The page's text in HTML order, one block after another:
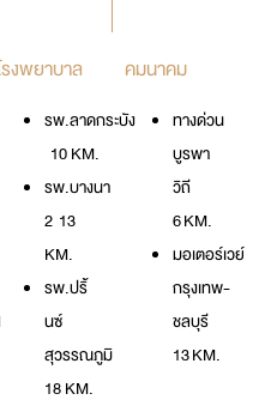
รงพยาบาล
รพ.ลาดกระบัง
10 KM.
รพ.บางนา
2 13
KM.
รพ.ปริ้
นซ์
สุวรรณภูมิ
18 KM.
คมนาคม
ทางด่วน
บูรพา
วิถี
6 KM.
มอเตอร์เวย์
กรุงเทพ-
ชลบุรี
13 KM.